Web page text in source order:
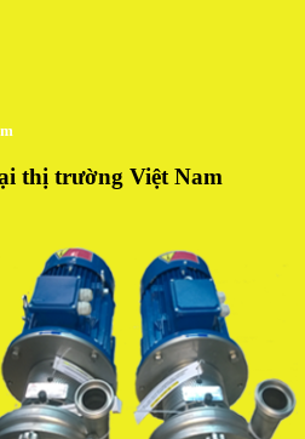
thị trường Việt Nam